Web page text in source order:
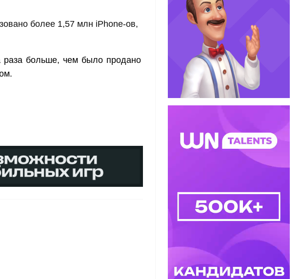
более 1,57 млн iPhone-ов,
больше, чем было продано